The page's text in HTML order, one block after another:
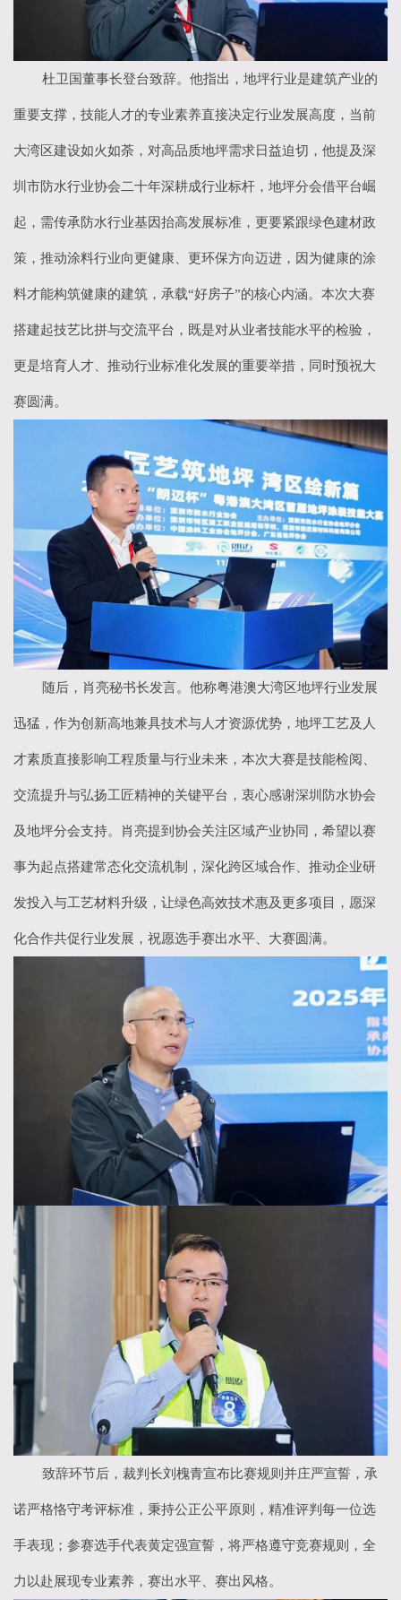
杜卫国董事长登台致辞。他指出，地坪行业是建筑产业的
重要支撑，技能人才的专业素养直接决定行业发展高度，当前
大湾区建设如火如荼，对高品质地坪需求日益迫切，他提及深
圳市防水行业协会二十年深耕成行业标杆，地坪分会借平台崛
起，需传承防水行业基因抬高发展标准，更要紧跟绿色建材政
策，推动涂料行业向更健康、更环保方向迈进，因为健康的涂
料才能构筑健康的建筑，承载“好房子”的核心内涵。本次大赛
搭建起技艺比拼与交流平台，既是对从业者技能水平的检验，
更是培育人才、推动行业标准化发展的重要举措，同时预祝大
赛圆满。
随后，肖亮秘书长发言。他称粤港澳大湾区地坪行业发展
迅猛，作为创新高地兼具技术与人才资源优势，地坪工艺及人
才素质直接影响工程质量与行业未来，本次大赛是技能检阅、
交流提升与弘扬工匠精神的关键平台，衷心感谢深圳防水协会
及地坪分会支持。肖亮提到协会关注区域产业协同，希望以赛
事为起点搭建常态化交流机制，深化跨区域合作、推动企业研
发投入与工艺材料升级，让绿色高效技术惠及更多项目，愿深
化合作共促行业发展，祝愿选手赛出水平、大赛圆满。
致辞环节后，裁判长刘槐青宣布比赛规则并庄严宣誓，承
诺严格恪守考评标准，秉持公正公平原则，精准评判每一位选
手表现；参赛选手代表黄定强宣誓，将严格遵守竞赛规则，全
力以赴展现专业素养，赛出水平、赛出风格。